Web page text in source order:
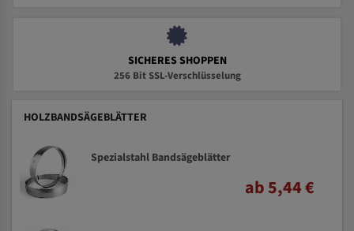
SICHERES SHOPPEN
256 Bit SSL-Verschlüsselung
HOLZBANDSÄGEBLÄTTER
Spezialstahl Bandsägeblätter
ab 5,44 €